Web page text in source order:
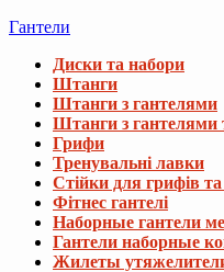
Гантели
Диски та набори
Штанги
Штанги з гантелями
Штанги з гантелями
Грифи
Тренувальні лавки
Стійки для грифів та
Фітнес гантелі
Наборные гантели
Гантели наборные
Жилеты